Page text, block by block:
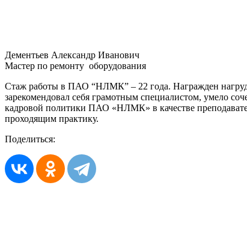
Дементьев Александр Иванович
Мастер по ремонту оборудования
Стаж работы в ПАО “НЛМК” – 22 года. Награжден
зарекомендовал себя грамотным специалистом, умело
кадровой политики ПАО «НЛМК» в качестве
проходящим практику.
Поделиться: